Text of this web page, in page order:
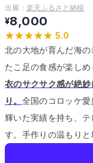
出展： 楽天ふるさと納税
¥8,000
5.0
北の大地が育んだ海
たこ足の食感が楽しめ
衣のサクサク感が絶
り。 全国のコロッケ
輝いた実績を持ち、
す。 手作りの温もりと